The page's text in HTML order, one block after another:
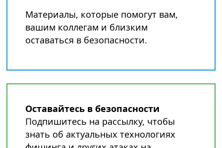
Материалы, которые помогут вам,
вашим коллегам и близким
оставаться в безопасности.
Оставайтесь в безопасности
Подпишитесь на рассылку, чтобы
знать об актуальных технологиях